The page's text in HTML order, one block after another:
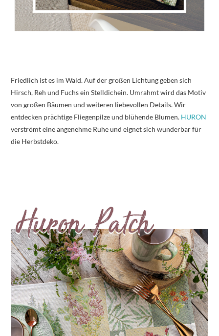
Friedlich ist es im Wald. Auf der großen Lichtung geben sich
Hirsch, Reh und Fuchs ein Stelldichein. Umrahmt wird das Motiv
von großen Bäumen und weiteren liebevollen Details. Wir
entdecken prächtige Fliegenpilze und blühende Blumen. HURON
verströmt eine angenehme Ruhe und eignet sich wunderbar für
die Herbstdeko.